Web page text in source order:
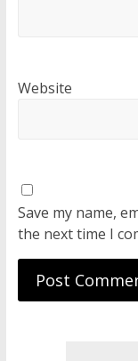
Website
Save my name,
the next time I